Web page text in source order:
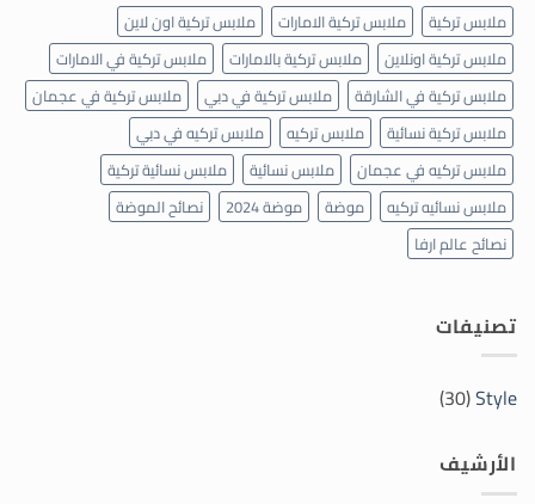
ملابس تركية
ملابس تركية الامارات
ملابس تركية اون لاين
ملابس تركية اونلاين
ملابس تركية بالامارات
ملابس تركية في الامارات
ملابس تركية في الشارقة
ملابس تركية في دبي
ملابس تركية في عجمان
ملابس تركية نسائية
ملابس تركيه
ملابس تركيه في دبي
ملابس تركيه في عجمان
ملابس نسائية
ملابس نسائية تركية
ملابس نسائيه تركيه
موضة موضة 2024
نصائح الموضة
نصائح عالم ارفا
تصنيفات
Style
(30)
الأرشيف